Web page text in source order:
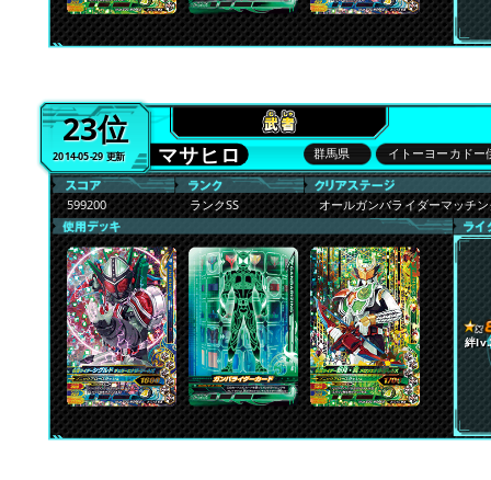
23位
2014-05-29 更新 マサヒロ 群馬県 イトーヨーカドー
599200 ランクSS オールガンバライダーマッチ
絆